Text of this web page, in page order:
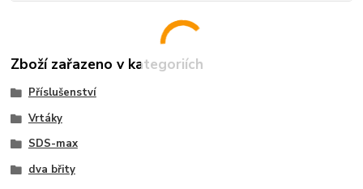
Zboží zařazeno v kategoriích
Příslušenství
Vrtáky
SDS-max
dva břity